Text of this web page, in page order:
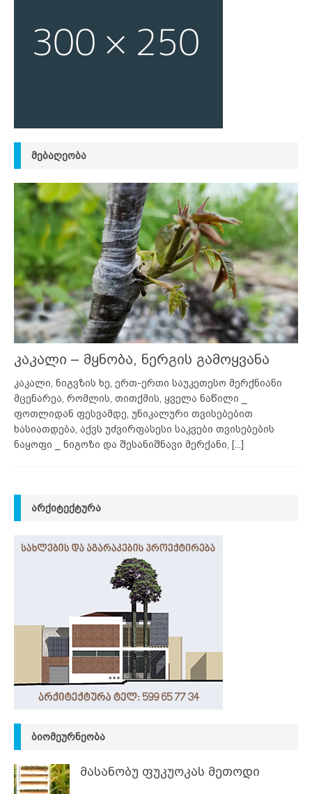
ᲛᲔᲑᲐᲦᲔᲝᲑᲐ
კაკალი – მყნობა, ნერგის გამოყვანა
კაკალი, ნიგვზის ხე, ერთ-ერთი საუკეთესო მერქნიანი
მცენარეა, რომლის, თითქმის, ყველა ნაწილი _
ფოთლიდან ფესვამდე, უნიკალური თვისებებით
ხასიათდება, აქვს უძვირფასესი საკვები თვისებების
ნაყოფი _ ნიგოზი და შესანიშნავი მერქანი,
[...]
ᲐᲠᲥᲘᲢᲔᲥᲢᲣᲠᲐ
ᲑᲘᲝᲛᲔᲣᲠᲜᲔᲝᲑᲐ
მასანობუ ფუკუოკას მეთოდი